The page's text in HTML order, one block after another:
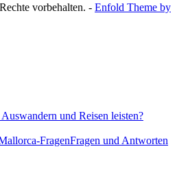
vorbehalten. - Enfold Theme by
und Reisen leisten?
Fragen und Antworten